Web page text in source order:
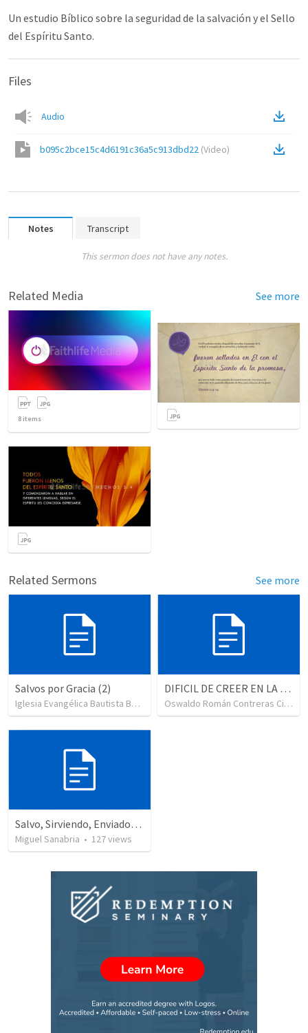
Un estudio Bíblico sobre la seguridad de la salvación y el Sello
del Espíritu Santo.
Files
Audio
b095c2bce15c4d6191c36a5c913dbd22 (Video)
Notes Transcript
This sermon does not have any notes.
Related Media See more
8 items
Related Sermons See more
Salvos por Gracia (2)
Iglesia Evangélica Bautista Berea 95 views
DIFICIL DE CREER EN LA SALVACION
Oswaldo Román Contreras Cisneros
Salvo, Sirviendo, Enviado, y Apartado
Miguel Sanabria • 127views